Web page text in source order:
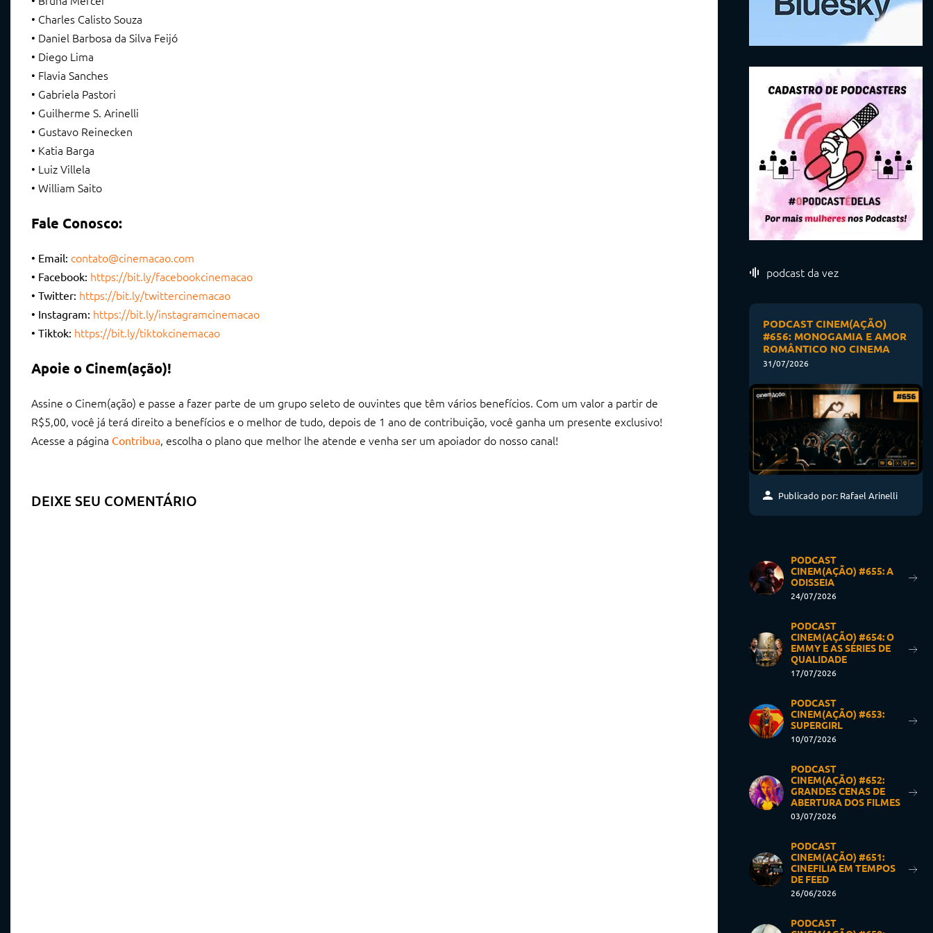
• Charles Calisto Souza
• Daniel Barbosa da Silva Feijó
• Diego Lima
• Flavia Sanches
• Gabriela Pastori
• Guilherme S. Arinelli
• Gustavo Reinecken
• Katia Barga
• Luiz Villela
• William Saito
Fale Conosco:
• Email: contato@cinemacao.com
• Facebook: https://bit.ly/facebookcinemacao
• Twitter: https://bit.ly/twittercinemacao
• Instagram: https://bit.ly/instagramcinemacao
• Tiktok: https://bit.ly/tiktokcinemacao
Apoie o Cinem(ação)!
Assine o Cinem(ação) e passe a fazer parte de um grupo seleto de ouvintes que têm vários benefícios. Com um valor a partir de
R$5,00, você já terá direito a benefícios e o melhor de tudo, depois de 1 ano de contribuição, você ganha um presente exclusivo!
Acesse a página Contribua, escolha o plano que melhor lhe atende e venha ser um apoiador do nosso canal!
DEIXE SEU COMENTÁRIO
podcast da vez
PODCAST CINEM(AÇÃO)
#656: MONOGAMIA E AMOR
ROMÂNTICO NO CINEMA
31/07/2026
Publicado por: Rafael Arinelli
PODCAST
CINEM(AÇÃO) #655: A
ODISSEIA
24/07/2026
PODCAST
CINEM(AÇÃO) #654: O
EMMY E AS SÉRIES DE
QUALIDADE
17/07/2026
PODCAST
CINEM(AÇÃO) #653:
SUPERGIRL
10/07/2026
PODCAST
CINEM(AÇÃO) #652:
GRANDES CENAS DE
ABERTURA DOS FILMES
03/07/2026
PODCAST
CINEM(AÇÃO) #651:
CINEFILIA EM TEMPOS
DE FEED
26/06/2026
PODCAST